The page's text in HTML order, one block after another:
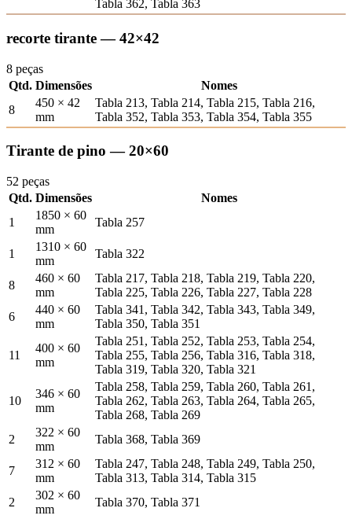
Tabla 362, Tabla 363
recorte tirante — 42×42
8 peças
Qtd. Dimensões
Nomes
8
450 × 42
mm
Tabla 213, Tabla 214, Tabla 215, Tabla 216,
Tabla 352, Tabla 353, Tabla 354, Tabla 355
Tirante de pino — 20×60
52 peças
Qtd. Dimensões
Nomes
1
1850 × 60
mm
Tabla 257
1
1310 × 60
mm
Tabla 322
8
460 × 60
mm
Tabla 217, Tabla 218, Tabla 219, Tabla 220,
Tabla 225, Tabla 226, Tabla 227, Tabla 228
6
440 × 60
mm
Tabla 341, Tabla 342, Tabla 343, Tabla 349,
Tabla 350, Tabla 351
11
400 × 60
mm
Tabla 251, Tabla 252, Tabla 253, Tabla 254,
Tabla 255, Tabla 256, Tabla 316, Tabla 318,
Tabla 319, Tabla 320, Tabla 321
10
346 × 60
mm
Tabla 258, Tabla 259, Tabla 260, Tabla 261,
Tabla 262, Tabla 263, Tabla 264, Tabla 265,
Tabla 268, Tabla 269
2
322 × 60
mm
Tabla 368, Tabla 369
7
312 × 60
mm
Tabla 247, Tabla 248, Tabla 249, Tabla 250,
Tabla 313, Tabla 314, Tabla 315
2
302 × 60
mm
Tabla 370, Tabla 371